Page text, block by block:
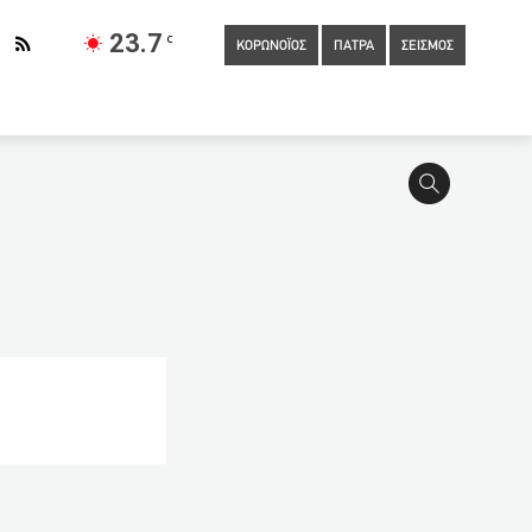
23.7 C
ΚΟΡΩΝΟΪΟΣ ΠΑΤΡΑ ΣΕΙΣΜΟΣ
ο εμβολιασμός των αιτούντων άσυλο σε νησιά και
Λοβέρδος: Ατόπημα του